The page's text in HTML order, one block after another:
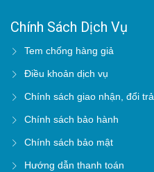
Chính Sách Dịch Vụ
Tem chống hàng giả
Điều khoản dịch vụ
Chính sách giao nhận, đổi trả
Chính sách bảo hành
Chính sách bảo mật
Hướng dẫn thanh toán